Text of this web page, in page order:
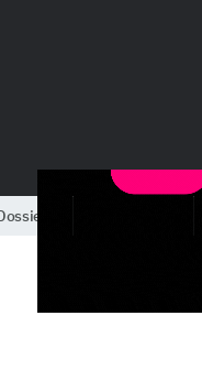
dossiers